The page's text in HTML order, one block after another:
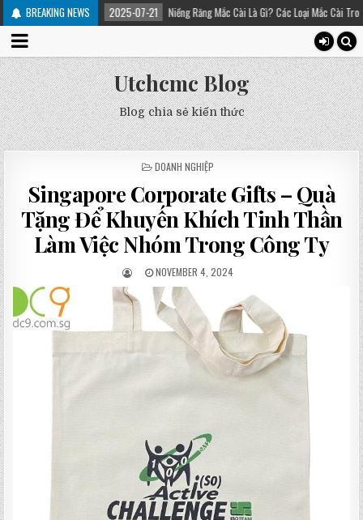
BREAKING NEWS
trị 2025-07-21 Niềng Răng Mắc Cài Là Gì? Các Loại Mắc Cài Trong Niềng
Utchcmc Blog
Blog chia sẻ kiến thức
POSTED
DOANH NGHIỆP
Singapore Corporate Gifts – Quà
Tặng Để Khuyến Khích Tinh Thần
Làm Việc Nhóm Trong Công Ty
NOVEMBER 4, 2024